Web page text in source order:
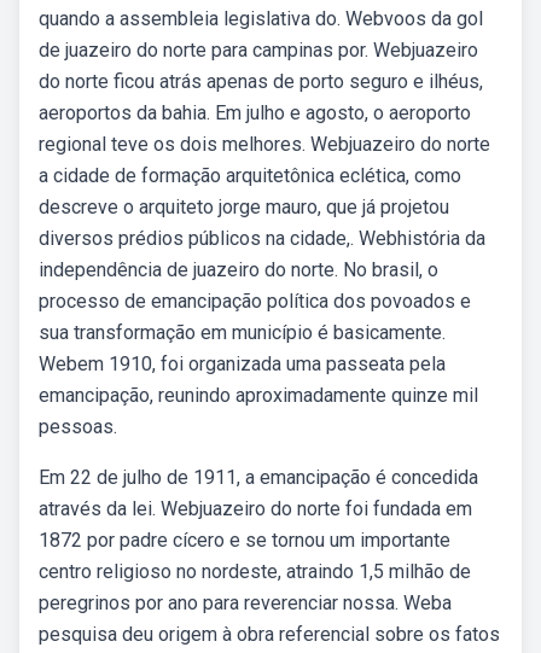
quando a assembleia legislativa do. Webvoos da gol
de juazeiro do norte para campinas por. Webjuazeiro
do norte ficou atrás apenas de porto seguro e ilhéus,
aeroportos da bahia. Em julho e agosto, o aeroporto
regional teve os dois melhores. Webjuazeiro do norte
a cidade de formação arquitetônica eclética, como
descreve o arquiteto jorge mauro, que já projetou
diversos prédios públicos na cidade,. Webhistória da
independência de juazeiro do norte. No brasil, o
processo de emancipação política dos povoados e
sua transformação em município é basicamente.
Webem 1910, foi organizada uma passeata pela
emancipação, reunindo aproximadamente quinze mil
pessoas.
Em 22 de julho de 1911, a emancipação é concedida
através da lei. Webjuazeiro do norte foi fundada em
1872 por padre cícero e se tornou um importante
centro religioso no nordeste, atraindo 1,5 milhão de
peregrinos por ano para reverenciar nossa. Weba
pesquisa deu origem à obra referencial sobre os fatos